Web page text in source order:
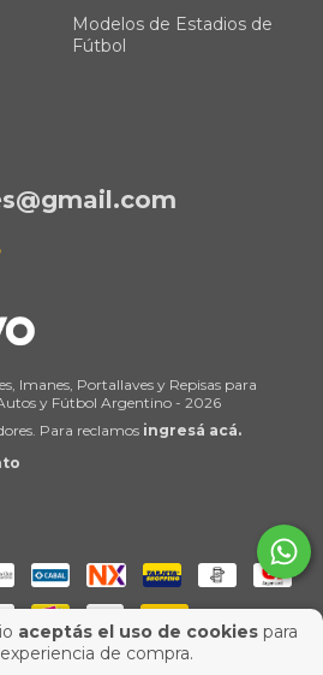
aceptás el uso de cookiespara
de compra.
Modelos de Estadios de
Fútbol
Imanes, Portallaves y Repisas para
y Fútbol Argentino - 2026
Para reclamos ingresá acá.